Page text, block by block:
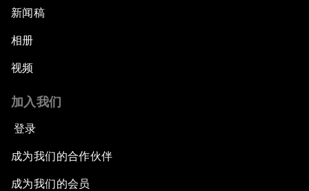
新闻稿
相册
视频
加入我们
登录
成为我们的合作伙伴
成为我们的会员